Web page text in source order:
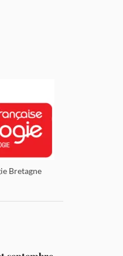
Bretagne